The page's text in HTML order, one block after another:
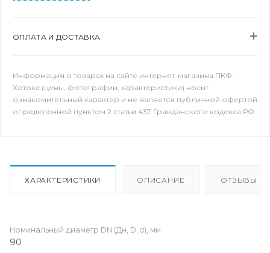
ОПЛАТА И ДОСТАВКА
Информация о товарах на сайте интернет-магазина ПКФ-
Хотокс (цены, фотографии, характеристики) носит
ознакомительный характер и не является публичной офертой
определенной пунктом 2 статьи 437 Гражданского кодекса РФ.
ХАРАКТЕРИСТИКИ ОПИСАНИЕ ОТЗЫВЫ
Номинальный диаметр DN (Дн, D, d), мм
90